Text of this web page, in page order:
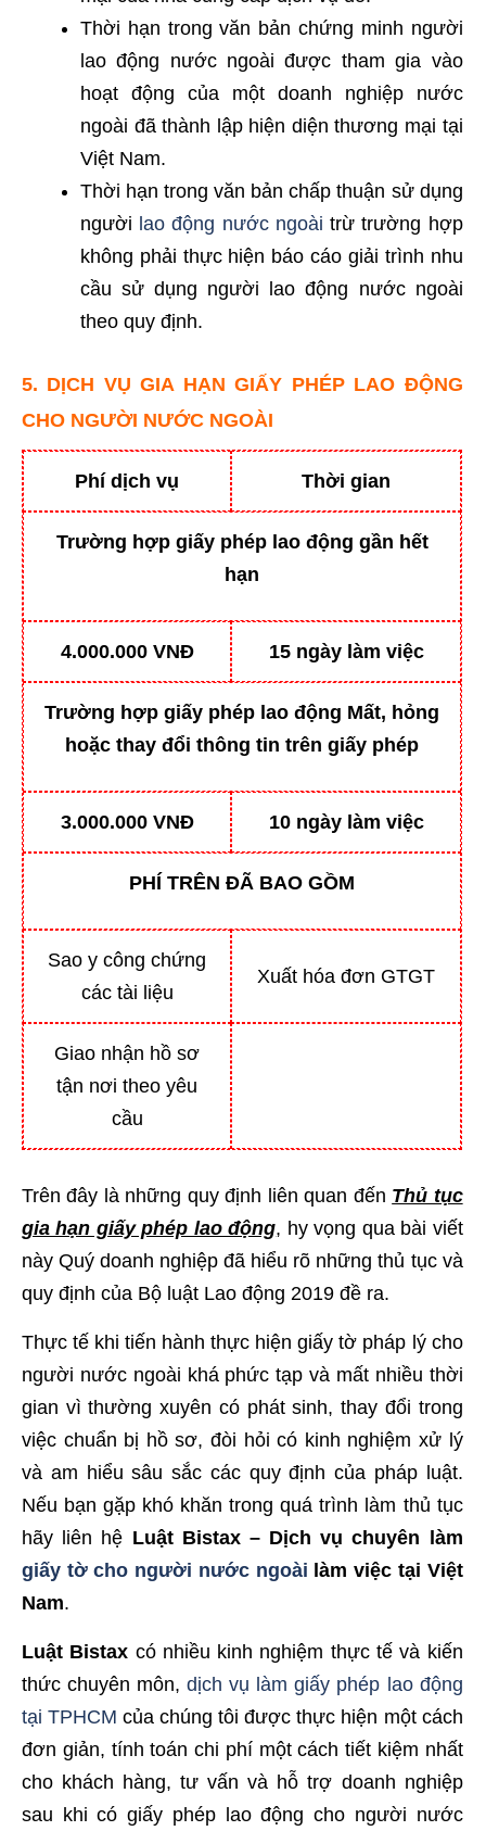
Thời hạn trong văn bản chứng minh người
lao động nước ngoài được tham gia vào
hoạt động của một doanh nghiệp nước
ngoài đã thành lập hiện diện thương mại tại
Việt Nam.
Thời hạn trong văn bản chấp thuận sử dụng
người lao động nước ngoài trừ trường hợp
không phải thực hiện báo cáo giải trình nhu
cầu sử dụng người lao động nước ngoài
theo quy định.
5. DỊCH VỤ GIA HẠN GIẤY PHÉP LAO ĐỘNG
CHO NGƯỜI NƯỚC NGOÀI
Phí dịch vụ Thời gian
Trường hợp giấy phép lao động gần hết
hạn
4.000.000 VNĐ 15 ngày làm việc
Trường hợp giấy phép lao động Mất, hỏng
hoặc thay đổi thông tin trên giấy phép
3.000.000 VNĐ 10 ngày làm việc
PHÍ TRÊN ĐÃ BAO GỒM
Sao y công chứng
các tài liệu
Xuất hóa đơn GTGT
Giao nhận hồ sơ
tận nơi theo yêu
cầu
Trên đây là những quy định liên quan đến Thủ tục
gia hạn giấy phép lao động, hy vọng qua bài viết
này Quý doanh nghiệp đã hiểu rõ những thủ tục và
quy định của Bộ luật Lao động 2019 đề ra.
Thực tế khi tiến hành thực hiện giấy tờ pháp lý cho
người nước ngoài khá phức tạp và mất nhiều thời
gian vì thường xuyên có phát sinh, thay đổi trong
việc chuẩn bị hồ sơ, đòi hỏi có kinh nghiệm xử lý
và am hiểu sâu sắc các quy định của pháp luật.
Nếu bạn gặp khó khăn trong quá trình làm thủ tục
hãy liên hệ Luật Bistax – Dịch vụ chuyên làm
giấy tờ cho người nước ngoài làm việc tại Việt
Nam.
Luật Bistax có nhiều kinh nghiệm thực tế và kiến
thức chuyên môn,dịch vụ làm giấy phép lao động
tại TPHCM của chúng tôi được thực hiện một cách
đơn giản, tính toán chi phí một cách tiết kiệm nhất
cho khách hàng, tư vấn và hỗ trợ doanh nghiệp
sau khi có giấy phép lao động cho người nước